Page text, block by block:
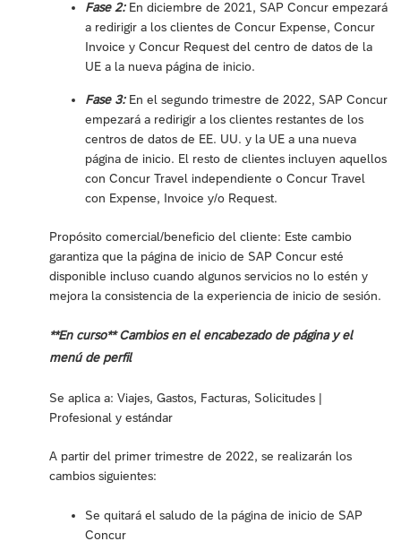
Fase 2:En diciembre de 2021, SAP Concur empezará
a redirigir a los clientes de Concur Expense, Concur
Invoice y Concur Request del centro de datos de la
UE a la nueva página de inicio.
Fase 3:En el segundo trimestre de 2022, SAP Concur
empezará a redirigir a los clientes restantes de los
centros de datos de EE. UU. y la UE a una nueva
página de inicio. El resto de clientes incluyen aquellos
con Concur Travel independiente o Concur Travel
con Expense, Invoice y/o Request.
Propósito comercial/beneficio del cliente: Este cambio
garantiza que la página de inicio de SAP Concur esté
disponible incluso cuando algunos servicios no lo estén y
mejora la consistencia de la experiencia de inicio de sesión.
**En curso** Cambios en el encabezado de página y el
menú de perfil
Se aplica a: Viajes, Gastos, Facturas, Solicitudes |
Profesional y estándar
A partir del primer trimestre de 2022, se realizarán los
cambios siguientes:
Se quitará el saludo de la página de inicio de SAP
Concur